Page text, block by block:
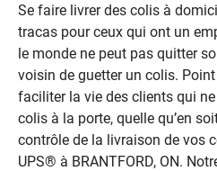
Se faire livrer des colis à
tracas pour ceux qui ont un
le monde ne peut pas quitter
voisin de guetter un colis.
faciliter la vie des clients qui
colis à la porte, quelle qu’en
contrôle de la livraison de vos
UPS® à BRANTFORD, ON.